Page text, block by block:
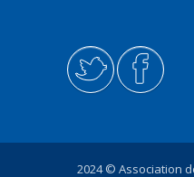
2024 © Association